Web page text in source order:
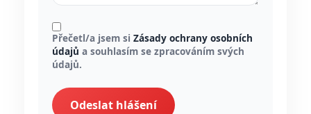
Přečetl/a jsem si Zásady ochrany osobních
údajů a souhlasím se zpracováním svých
údajů.
Odeslat hlášení